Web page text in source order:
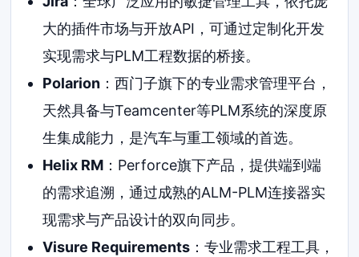
大的插件市场与开放API，可通过定制化开发
实现需求与PLM工程数据的桥接。
Polarion：西门子旗下的专业需求管理平台，
天然具备与Teamcenter等PLM系统的深度原
生集成能力，是汽车与重工领域的首选。
Helix RM：Perforce旗下产品，提供端到端
的需求追溯，通过成熟的ALM-PLM连接器实
现需求与产品设计的双向同步。
Visure Requirements：专业需求工程工具，